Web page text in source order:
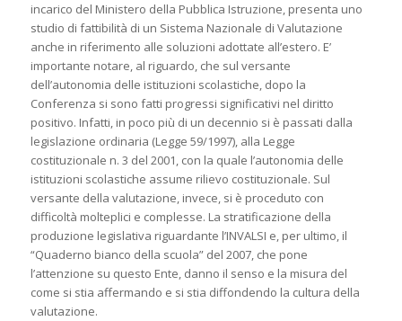
incarico del Ministero della Pubblica Istruzione, presenta uno
studio di fattibilità di un Sistema Nazionale di Valutazione
anche in riferimento alle soluzioni adottate all’estero. E’
importante notare, al riguardo, che sul versante
dell’autonomia delle istituzioni scolastiche, dopo la
Conferenza si sono fatti progressi significativi nel diritto
positivo. Infatti, in poco più di un decennio si è passati dalla
legislazione ordinaria (Legge 59/1997), alla Legge
costituzionale n. 3 del 2001, con la quale l’autonomia delle
istituzioni scolastiche assume rilievo costituzionale. Sul
versante della valutazione, invece, si è proceduto con
difficoltà molteplici e complesse. La stratificazione della
produzione legislativa riguardante l’INVALSI e, per ultimo, il
“Quaderno bianco della scuola” del 2007, che pone
l’attenzione su questo Ente, danno il senso e la misura del
come si stia affermando e si stia diffondendo la cultura della
valutazione.